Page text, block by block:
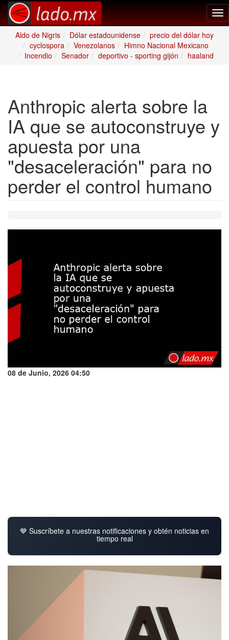
Aldo de Nigris
Dólar estadounidense
precio del dólar hoy
cyclospora
Venezolanos
Himno Nacional Mexicano
Incendio
Senador deportivo - sporting gijón haaland
Anthropic alerta sobre la
IA que se autoconstruye y
apuesta por una
"desaceleración" para no
perder el control humano
08 de Junio, 2026 04:50
💙 Suscríbete a nuestras notificaciones y obtén noticias en
tiempo real